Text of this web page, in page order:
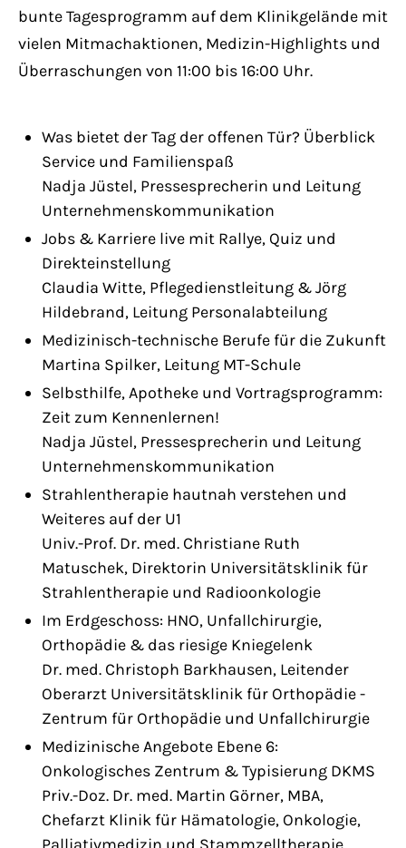
bunte Tagesprogramm auf dem Klinikgelände mit
vielen Mitmachaktionen, Medizin-Highlights und
Überraschungen von 11:00 bis 16:00 Uhr.
Was bietet der Tag der offenen Tür? Überblick
Service und Familienspaß
Nadja Jüstel, Pressesprecherin und Leitung
Unternehmenskommunikation
Jobs & Karriere live mit Rallye, Quiz und
Direkteinstellung
Claudia Witte, Pflegedienstleitung & Jörg
Hildebrand, Leitung Personalabteilung
Medizinisch-technische Berufe für die Zukunft
Martina Spilker, Leitung MT-Schule
Selbsthilfe, Apotheke und Vortragsprogramm:
Zeit zum Kennenlernen!
Nadja Jüstel, Pressesprecherin und Leitung
Unternehmenskommunikation
Strahlentherapie hautnah verstehen und
Weiteres auf der U1
Univ.-Prof. Dr. med. Christiane Ruth
Matuschek, Direktorin Universitätsklinik für
Strahlentherapie und Radioonkologie
Im Erdgeschoss: HNO, Unfallchirurgie,
Orthopädie & das riesige Kniegelenk
Dr. med. Christoph Barkhausen, Leitender
Oberarzt Universitätsklinik für Orthopädie -
Zentrum für Orthopädie und Unfallchirurgie
Medizinische Angebote Ebene 6:
Onkologisches Zentrum & Typisierung DKMS
Priv.-Doz. Dr. med. Martin Görner, MBA,
Chefarzt Klinik für Hämatologie, Onkologie,
Palliativmedizin und Stammzelltherapie